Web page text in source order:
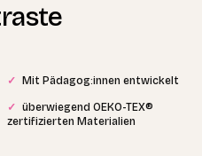
✓ Mit Pädagog:innen entwickelt
✓ überwiegend OEKO-TEX®
zertifizierten Materialien